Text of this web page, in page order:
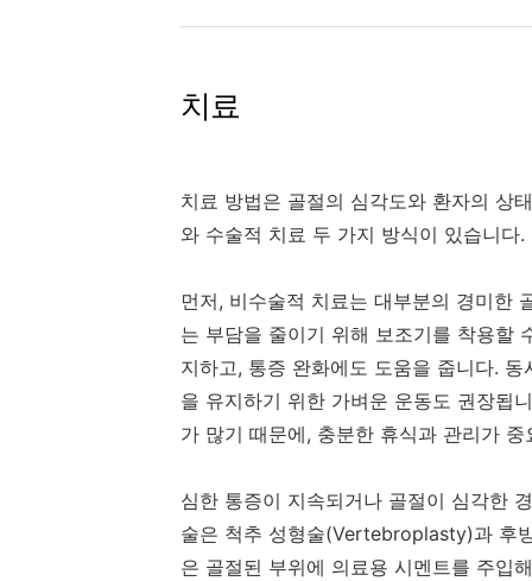
치료
치료 방법은 골절의 심각도와 환자의 상
와 수술적 치료 두 가지 방식이 있습니다.
먼저, 비수술적 치료는 대부분의 경미한
는 부담을 줄이기 위해 보조기를 착용할
지하고, 통증 완화에도 도움을 줍니다.
을 유지하기 위한 가벼운 운동도 권장됩
가 많기 때문에, 충분한 휴식과 관리가 중
심한 통증이 지속되거나 골절이 심각한
술은 척추 성형술(Vertebroplasty)과 후
은 골절된 부위에 의료용 시멘트를 주입